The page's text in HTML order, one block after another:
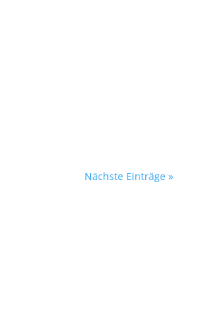
Nächste Einträge »